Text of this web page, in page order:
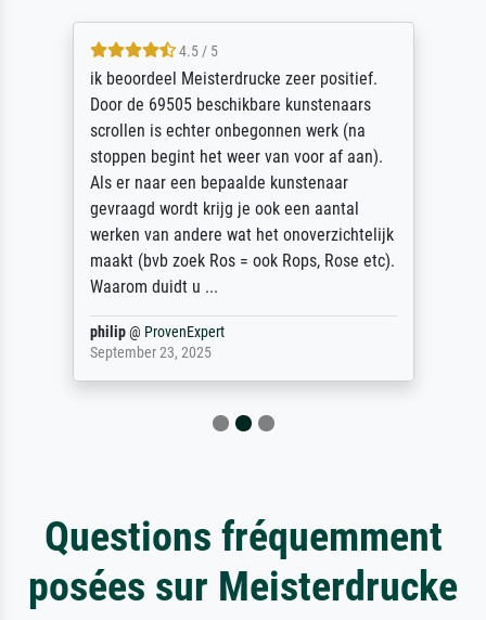
4.5 / 5
ik beoordeel Meisterdrucke zeer positief.
Door de 69505 beschikbare kunstenaars
scrollen is echter onbegonnen werk (na
stoppen begint het weer van voor af aan).
Als er naar een bepaalde kunstenaar
gevraagd wordt krijg je ook een aantal
werken van andere wat het onoverzichtelijk
maakt (bvb zoek Ros = ook Rops, Rose etc).
Waarom duidt u ...
philip@ ProvenExpert
September 23, 2025
Questions fréquemment
posées sur Meisterdrucke